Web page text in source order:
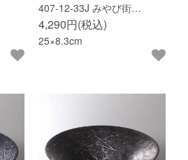
407-12-33J みやび街…
4,290円(税込)
25×8.3cm